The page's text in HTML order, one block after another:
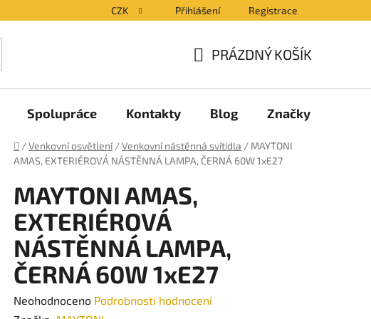
CZK Přihlášení Registrace
KOŠÍK
PRÁZDNÝ KOŠÍK
Spolupráce Kontakty Blog Značky
Domů
/Venkovní osvětlení /Venkovní nástěnná svítidla / MAYTONI
AMAS, EXTERIÉROVÁ NÁSTĚNNÁ LAMPA, ČERNÁ 60W 1xE27
MAYTONI AMAS,
EXTERIÉROVÁ
NÁSTĚNNÁ LAMPA,
ČERNÁ 60W 1xE27
Průměrné
Neohodnoceno Podrobnosti hodnocení